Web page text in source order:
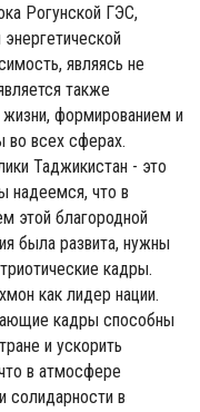
Рогунской ГЭС,
являясь не
также
формированием и
во всех сферах.
Таджикистан - это
надеемся, что в
этой благородной
была развита, нужны
кадры.
как лидер нации.
кадры способны
и ускорить
в атмосфере
солидарности в